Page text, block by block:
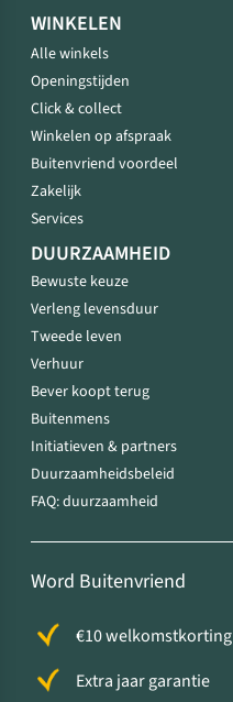
WINKELEN
Alle winkels
Openingstijden
Click & collect
Winkelen op afspraak
Buitenvriend voordeel
Zakelijk
Services
DUURZAAMHEID
Bewuste keuze
Verleng levensduur
Tweede leven
Verhuur
Bever koopt terug
Buitenmens
Initiatieven & partners
Duurzaamheidsbeleid
FAQ: duurzaamheid
Word Buitenvriend
€10 welkomstkorting
Extra jaar garantie